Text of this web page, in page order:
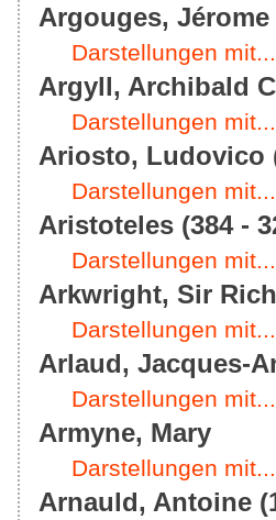
Argouges, Jérome
Darstellungen mit...
Argyll, Archibald
Darstellungen mit...
Ariosto, Ludovico
Darstellungen mit...
Aristoteles (384 -
Darstellungen mit...
Arkwright, Sir
Darstellungen mit...
Arlaud, Jacques-
Darstellungen mit...
Armyne, Mary
Darstellungen mit...
Arnauld, Antoine